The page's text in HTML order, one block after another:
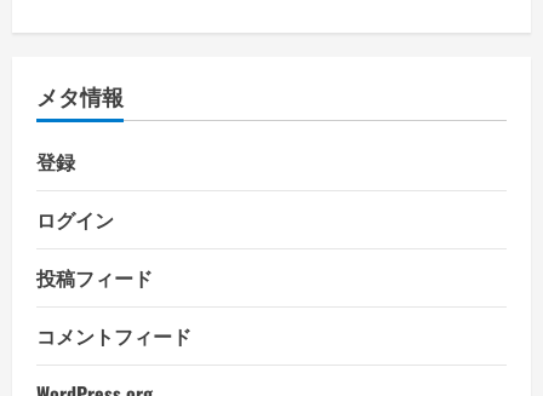
メタ情報
登録
ログイン
投稿フィード
コメントフィード